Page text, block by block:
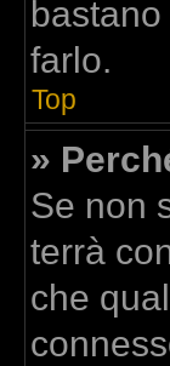
farlo.
Top
»
Se non
terrà
che